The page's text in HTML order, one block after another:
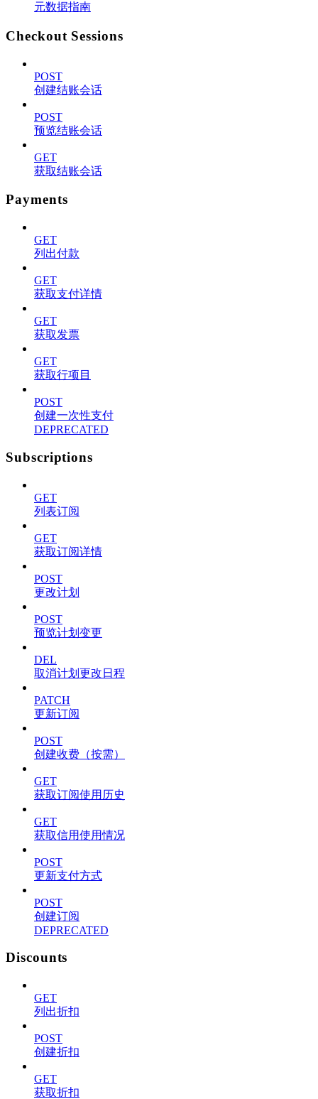
元数据指南
Checkout Sessions
POST
创建结账会话
POST
预览结账会话
GET
获取结账会话
Payments
GET
列出付款
GET
获取支付详情
GET
获取发票
GET
获取行项目
POST
创建一次性支付
DEPRECATED
Subscriptions
GET
列表订阅
GET
获取订阅详情
POST
更改计划
POST
预览计划变更
DEL
取消计划更改日程
PATCH
更新订阅
POST
创建收费（按需）
GET
获取订阅使用历史
GET
获取信用使用情况
POST
更新支付方式
POST
创建订阅
DEPRECATED
Discounts
GET
列出折扣
POST
创建折扣
GET
获取折扣